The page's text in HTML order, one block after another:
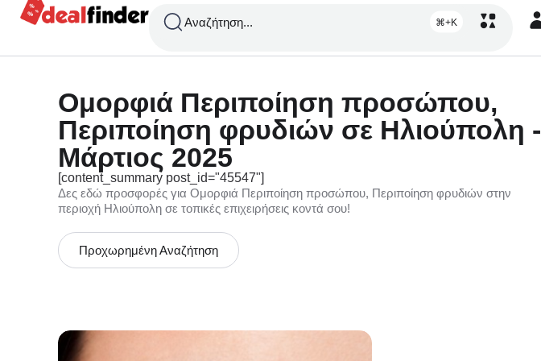
Αναζήτηση... ⌘+K
Ομορφιά Περιποίηση προσώπου,
Περιποίηση φρυδιών σε Ηλιούπολη -
Μάρτιος 2025
[content_summary post_id="45547"]
Δες εδώ προσφορές για Ομορφιά Περιποίηση προσώπου, Περιποίηση φρυδιών στην
περιοχή Ηλιούπολη σε τοπικές επιχειρήσεις κοντά σου!
Προχωρημένη Αναζήτηση